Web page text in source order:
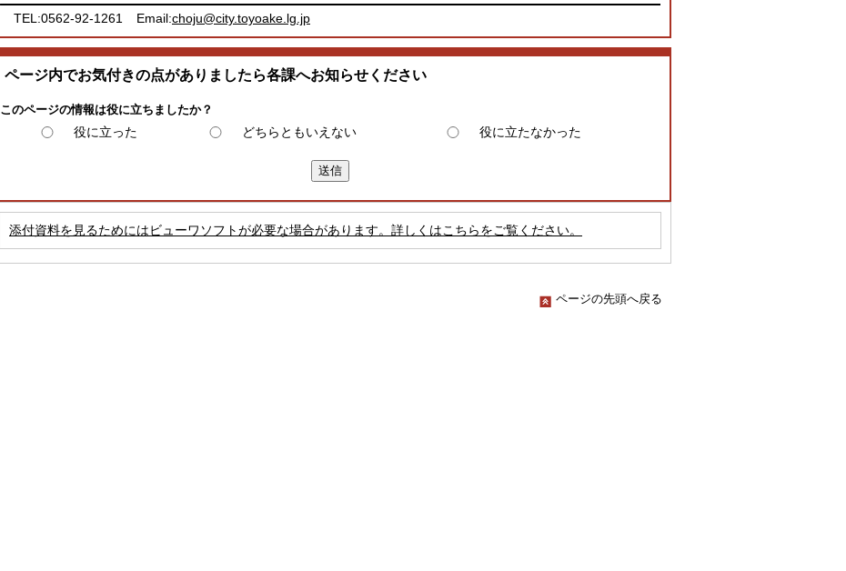
TEL:0562-92-1261 Email:choju@city.toyoake.lg.jp
ページ内でお気付きの点がありましたら各課へお知らせください
このページの情報は役に立ちましたか？
役に立った どちらともいえない 役に立たなかった
添付資料を見るためにはビューワソフトが必要な場合があります。詳しくはこちらをご覧ください。
ページの先頭へ戻る